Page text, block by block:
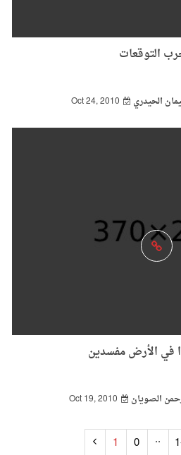
التوقعات
الحيدري Oct 24, 2010
في الأرض مفسدين
الصويان Oct 19, 2010
..
0
1